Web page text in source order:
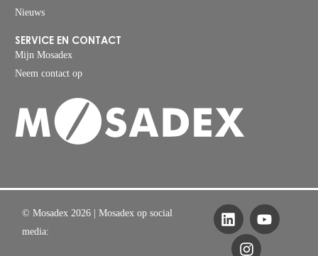
Nieuws
SERVICE EN CONTACT
Mijn Mosadex
Neem contact op
© Mosadex 2026| Mosadex op social
media: